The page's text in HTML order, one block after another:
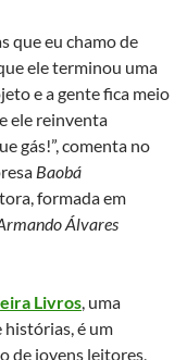
que eu chamo de
ele terminou uma
e a gente fica meio
ele reinventa
gás!”, comenta no
Baobá
formada em
Álvares
Livros, uma
é um
de jovens leitores,